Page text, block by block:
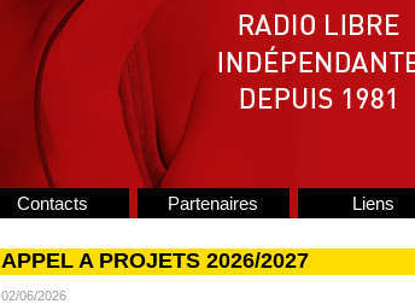
Contacts Partenaires Liens
APPEL A PROJETS 2026/2027
02/06/2026